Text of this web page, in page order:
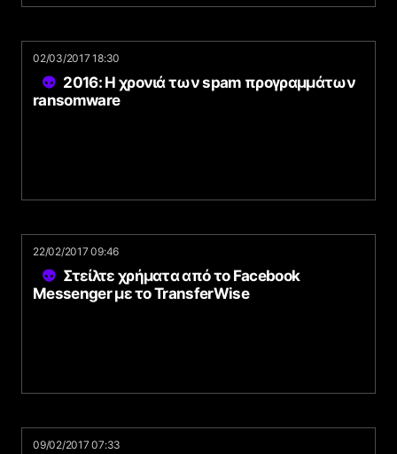
02/03/2017 18:30
2016: H χρονιά των spam προγραμμάτων
ransomware
22/02/2017 09:46
Στείλτε χρήματα από το Facebook
Messenger με το TransferWise
09/02/2017 07:33